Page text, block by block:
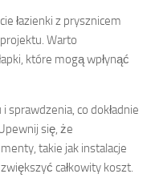
łazienki z prysznicem
Warto
które mogą wpłynąć
sprawdzenia, co dokładnie
się, że
takie jak instalacje
całkowity koszt.